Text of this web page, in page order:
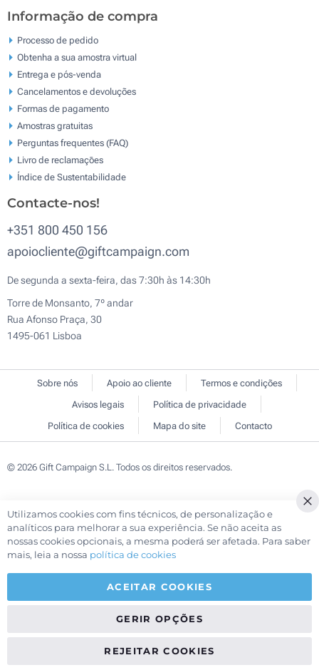
Informação de compra
Processo de pedido
Obtenha a sua amostra virtual
Entrega e pós-venda
Cancelamentos e devoluções
Formas de pagamento
Amostras gratuitas
Perguntas frequentes (FAQ)
Livro de reclamaçōes
Índice de Sustentabilidade
Contacte-nos!
+351 800 450 156
apoiocliente@giftcampaign.com
De segunda a sexta-feira, das 7:30h às 14:30h
Torre de Monsanto, 7º andar
Rua Afonso Praça, 30
1495-061 Lisboa
Sobre nós Apoio ao cliente
Termos e condições
Avisos legais
Política de privacidade
Política de cookies
Mapa do site Contacto
© 2026 Gift Campaign S.L. Todos os direitos reservados.
Utilizamos cookies com fins técnicos, de personalização e
analíticos para melhorar a sua experiência. Se não aceita as
nossas cookies opcionais, a mesma poderá ser afetada. Para saber
mais, leia a nossa política de cookies
ACEITAR COOKIES
GERIR OPÇÕES
REJEITAR COOKIES